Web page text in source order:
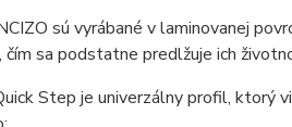
sú vyrábané v laminovanej
sa podstatne predlžuje ich
Step je univerzálny profil,